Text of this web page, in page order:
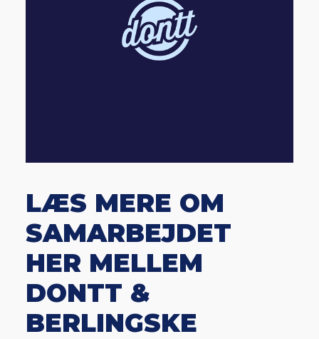
LÆS MERE OM
SAMARBEJDET
HER MELLEM
DONTT &
BERLINGSKE